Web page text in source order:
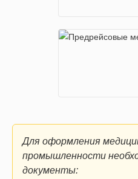
Для оформления
промышленности
документы: